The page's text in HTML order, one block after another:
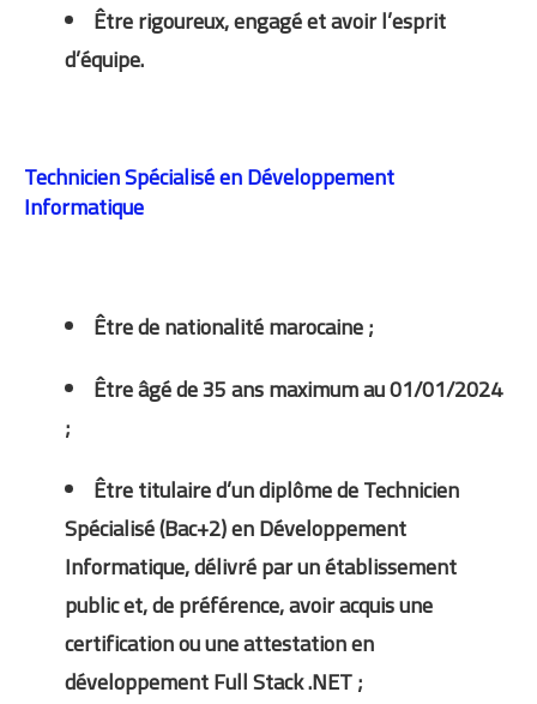
Être rigoureux, engagé et avoir l’esprit
d’équipe.
Technicien Spécialisé en Développement
Informatique
Être de nationalité marocaine ;
Être âgé de 35 ans maximum au 01/01/2024
;
Être titulaire d’un diplôme de Technicien
Spécialisé (Bac+2) en Développement
Informatique, délivré par un établissement
public et, de préférence, avoir acquis une
certification ou une attestation en
développement Full Stack .NET ;